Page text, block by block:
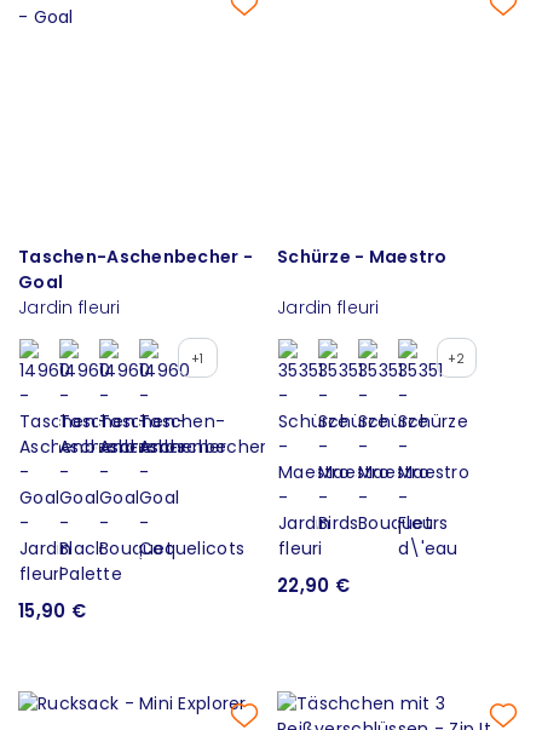
Taschen-Aschenbecher -
Goal
Jardin fleuri
+1
15,90 €
Schürze - Maestro
Jardin fleuri
+2
22,90 €